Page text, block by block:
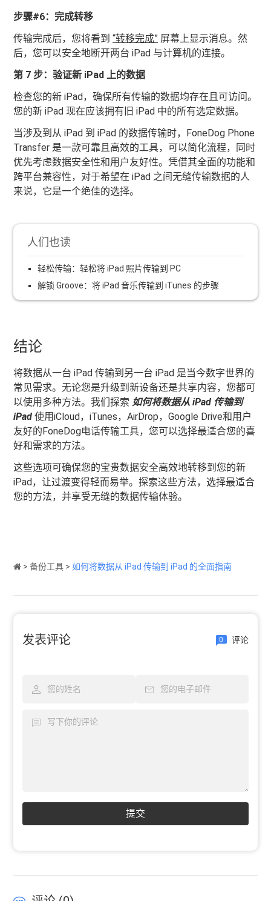
步骤#6：完成转移
传输完成后，您将看到“转移完成” 屏幕上显示消息。然
后，您可以安全地断开两台 iPad 与计算机的连接。
第 7 步：验证新 iPad 上的数据
检查您的新 iPad，确保所有传输的数据均存在且可访问。
您的新 iPad 现在应该拥有旧 iPad 中的所有选定数据。
当涉及到从 iPad 到 iPad 的数据传输时，FoneDog Phone
Transfer 是一款可靠且高效的工具，可以简化流程，同时
优先考虑数据安全性和用户友好性。凭借其全面的功能和
跨平台兼容性，对于希望在 iPad 之间无缝传输数据的人
来说，它是一个绝佳的选择。
人们也读
轻松传输：轻松将 iPad 照片传输到 PC
解锁 Groove：将 iPad 音乐传输到 iTunes 的步骤
结论
将数据从一台 iPad 传输到另一台 iPad 是当今数字世界的
常见需求。无论您是升级到新设备还是共享内容，您都可
以使用多种方法。我们探索 如何将数据从 iPad 传输到
iPad 使用iCloud，iTunes，AirDrop，Google Drive和用户
友好的FoneDog电话传输工具，您可以选择最适合您的喜
好和需求的方法。
这些选项可确保您的宝贵数据安全高效地转移到您的新
iPad，让过渡变得轻而易举。探索这些方法，选择最适合
您的方法，并享受无缝的数据传输体验。
>备份工具 >如何将数据从 iPad 传输到 iPad 的全面指南
发表评论 0 评论
提交